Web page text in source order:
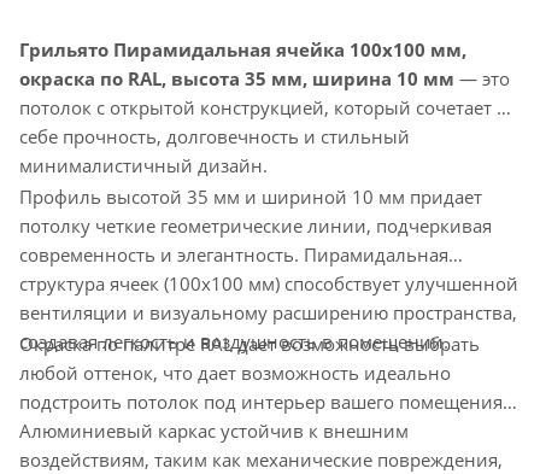
Грильято Пирамидальная ячейка 100х100 мм,
окраска по RAL, высота 35 мм, ширина 10 мм — это
потолок с открытой конструкцией, который сочетает в
себе прочность, долговечность и стильный
минималистичный дизайн.
Профиль высотой 35 мм и шириной 10 мм придает
потолку четкие геометрические линии, подчеркивая
современность и элегантность. Пирамидальная
структура ячеек (100х100 мм) способствует улучшенной
вентиляции и визуальному расширению пространства,
создавая легкость и воздушность в помещении.
Окраска по палитре RAL дает возможность выбрать
любой оттенок, что дает возможность идеально
подстроить потолок под интерьер вашего помещения.
Алюминиевый каркас устойчив к внешним
воздействиям, таким как механические повреждения,